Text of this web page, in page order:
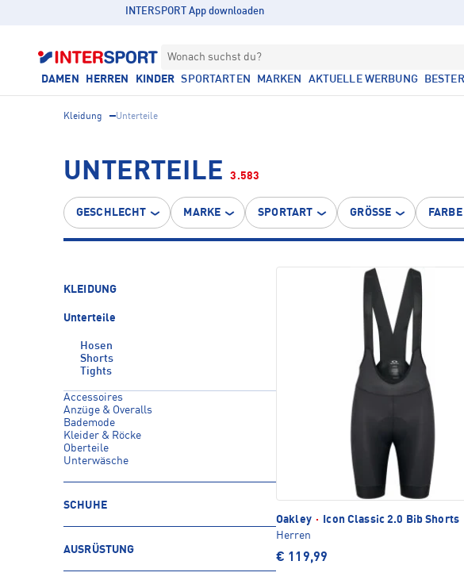
INTERSPORT App downloaden
Wonach suchst du?
DAMEN HERREN KINDER SPORTARTEN MARKEN AKTUELLE WERBUNG
Kleidung Unterteile
UNTERTEILE 3.583
GESCHLECHT MARKE SPORTART GRÖSSE FARBE
KLEIDUNG
Unterteile
Hosen
Shorts
Tights
Accessoires
Anzüge & Overalls
Bademode
Kleider & Röcke
Oberteile
Unterwäsche
SCHUHE
AUSRÜSTUNG
Oakley ·
Icon Classic 2.0 Bib Shorts
Herren
€ 119,99